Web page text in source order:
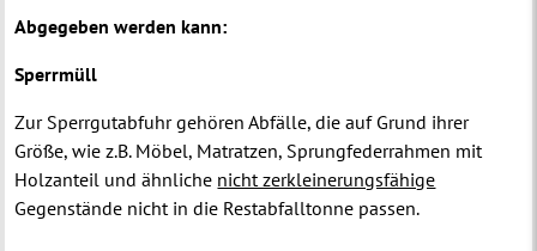
Abgegeben werden kann:
Sperrmüll
Zur Sperrgutabfuhr gehören Abfälle, die auf Grund ihrer
Größe, wie z.B. Möbel, Matratzen, Sprungfederrahmen mit
Holzanteil und ähnliche nicht zerkleinerungsfähige
Gegenstände nicht in die Restabfalltonne passen.